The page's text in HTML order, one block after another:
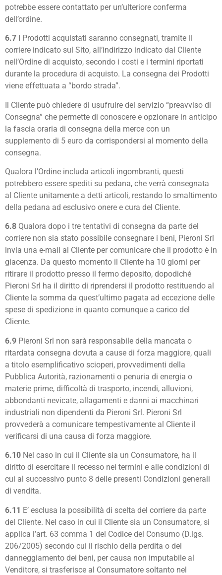
potrebbe essere contattato per un’ulteriore conferma
dell’ordine.
6.7 I Prodotti acquistati saranno consegnati, tramite il
corriere indicato sul Sito, all’indirizzo indicato dal Cliente
nell’Ordine di acquisto, secondo i costi e i termini riportati
durante la procedura di acquisto. La consegna dei Prodotti
viene effettuata a “bordo strada”.
Il Cliente può chiedere di usufruire del servizio “preavviso di
Consegna” che permette di conoscere e opzionare in anticipo
la fascia oraria di consegna della merce con un
supplemento di 5 euro da corrispondersi al momento della
consegna.
Qualora l’Ordine includa articoli ingombranti, questi
potrebbero essere spediti su pedana, che verrà consegnata
al Cliente unitamente a detti articoli, restando lo smaltimento
della pedana ad esclusivo onere e cura del Cliente.
6.8 Qualora dopo i tre tentativi di consegna da parte del
corriere non sia stato possibile consegnare i beni, Pieroni Srl
invia una e-mail al Cliente per comunicare che il prodotto è in
giacenza. Da questo momento il Cliente ha 10 giorni per
ritirare il prodotto presso il fermo deposito, dopodiché
Pieroni Srl ha il diritto di riprendersi il prodotto restituendo al
Cliente la somma da quest’ultimo pagata ad eccezione delle
spese di spedizione in quanto comunque a carico del
Cliente.
6.9 Pieroni Srl non sarà responsabile della mancata o
ritardata consegna dovuta a cause di forza maggiore, quali
a titolo esemplificativo scioperi, provvedimenti della
Pubblica Autorità, razionamenti o penuria di energia o
materie prime, difficoltà di trasporto, incendi, alluvioni,
abbondanti nevicate, allagamenti e danni ai macchinari
industriali non dipendenti da Pieroni Srl. Pieroni Srl
provvederà a comunicare tempestivamente al Cliente il
verificarsi di una causa di forza maggiore.
6.10 Nel caso in cui il Cliente sia un Consumatore, ha il
diritto di esercitare il recesso nei termini e alle condizioni di
cui al successivo punto 8 delle presenti Condizioni generali
di vendita.
6.11 E’ esclusa la possibilità di scelta del corriere da parte
del Cliente. Nel caso in cui il Cliente sia un Consumatore, si
applica l’art. 63 comma 1 del Codice del Consumo (D.lgs.
206/2005) secondo cui il rischio della perdita o del
danneggiamento dei beni, per causa non imputabile al
Venditore, si trasferisce al Consumatore soltanto nel